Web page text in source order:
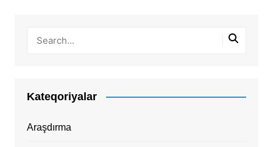
Kateqoriyalar
Araşdırma